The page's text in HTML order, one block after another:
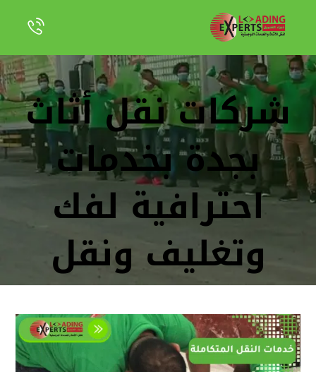
شركات نقل أثاث
بجدة بخدمات
احترافية لفك
وتغليف ونقل